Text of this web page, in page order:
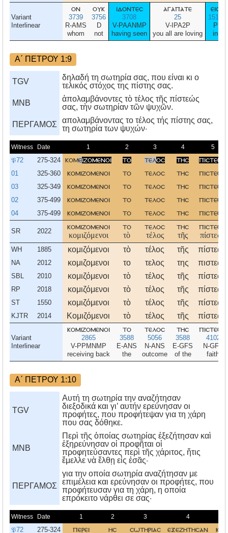
Variant
Interlinear
ον
3739
R-AMS
whom
ουκ
3756
D
not
ιδοντεσ
3708
V-PAANMP
having seen
αγαπατε
25
V-IPA2P
you all are loving
εισ
1519
P
in
Α΄ ΠΕΤΡΟΥ 1:9
TGV
δηλαδή τη σωτηρία σας, που είναι κι ο
τελικός στόχος της πίστης σας.
MNB
ἀπολαμβάνοντες τὸ τέλος τῆς πίστεώς
σας, τὴν σωτηρίαν τῶν ψυχῶν.
ΠΕΡΓΑΜΟΣ
απολαμβάνοντας το τέλος τής πίστης σας,
τη σωτηρία των ψυχών·
Witness Date 1 2 3 4 5
𝔓72 275-324 κομειζομενοι το τελοσ τησ πιστεωσ
01 325-360 κομιζομενοι το τελοσ τησ πιστεωσ
03 325-349 κομιζομενοι το τελοσ τησ πιστεωσ
02 375-499 κομιζομενοι το τελοσ τησ πιστεωσ
04 375-499 κομιζομενοι το τελοσ τησ πιστεωσ
SR 2022
κομιζομενοι
κομιζόμενοι
το
τὸ
τελοσ
τέλος
τησ
τῆς
πιστεωσ
πίστεως
WH 1885 κομιζόμενοι τὸ τέλος τῆς πίστεως
NA 2012 κομιζομενοι το τελος της πιστεως
SBL 2010 κομιζόμενοι τὸ τέλος τῆς πίστεως
RP 2018 κομιζόμενοι τὸ τέλος τῆς πίστεως
ST 1550 κομιζόμενοι τὸ τέλος τῆς πίστεως
KJTR 2014 Κομιζόμενοι τὸ τέλος τῆς πίστεως
Variant
Interlinear
κομιζομενοι
2865
V-PPMNMP
receiving back
το
3588
E-ANS
the
τελοσ
5056
N-ANS
outcome
τησ
3588
E-GFS
of the
πιστεωσ
4102
N-GFS
faith
Α΄ ΠΕΤΡΟΥ 1:10
TGV
Αυτή τη σωτηρία την αναζήτησαν
διεξοδικά και γι’ αυτήν ερεύνησαν οι
προφήτες, που προφήτεψαν για τη χάρη
που σας δόθηκε.
MNB
Περὶ τῆς ὁποίας σωτηρίας ἐξεζήτησαν καὶ
ἐξηρεύνησαν οἱ προφῆται οἱ
προφητεύσαντες περὶ τῆς χάριτος, ἥτις
ἔμελλε νὰ ἔλθῃ εἰς ἐσᾶς·
ΠΕΡΓΑΜΟΣ
για την οποία σωτηρία αναζήτησαν με
επιμέλεια και ερεύνησαν οι προφήτες, που
προφήτευσαν για τη χάρη, η οποία
επρόκειτο νάρθει σε σας·
Witness Date 1 2 3 4
𝔓72 275-324 περει ησ σωτηριασ εξεζητησαν και